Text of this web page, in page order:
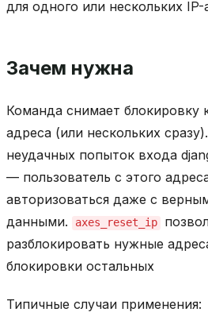
для одного или нескольких
Зачем нужна
Команда снимает блокировку
адреса (или нескольких
неудачных попыток входа
— пользователь с этого
авторизоваться даже с
данными.
axes_reset_ip
разблокировать нужные
блокировки остальных
Типичные случаи применения: